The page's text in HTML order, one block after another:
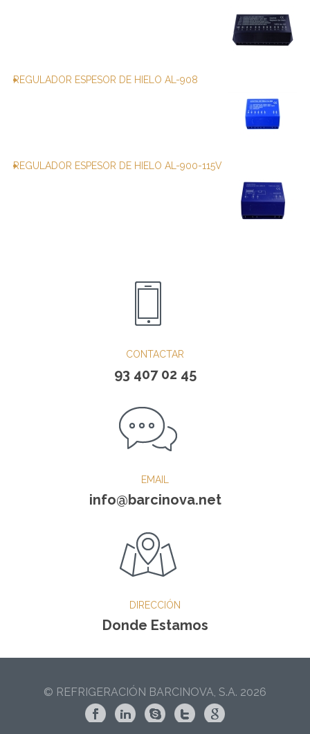
REGULADOR ESPESOR DE HIELO AL-908
REGULADOR ESPESOR DE HIELO AL-900-115V
CONTACTAR
93 407 02 45
EMAIL
info@barcinova.net
DIRECCIÓN
Donde Estamos
© REFRIGERACIÓN BARCINOVA, S.A. 2026